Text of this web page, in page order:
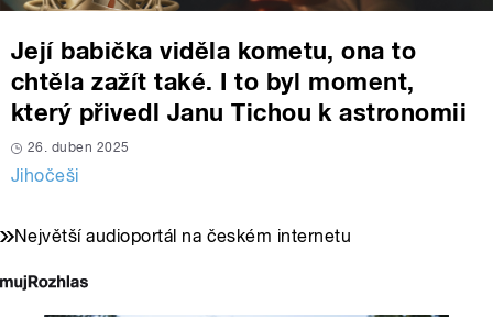
Její babička viděla kometu, ona to
chtěla zažít také. I to byl moment,
který přivedl Janu Tichou k astronomii
26. duben 2025
Jihočeši
Největší audioportál na českém internetu